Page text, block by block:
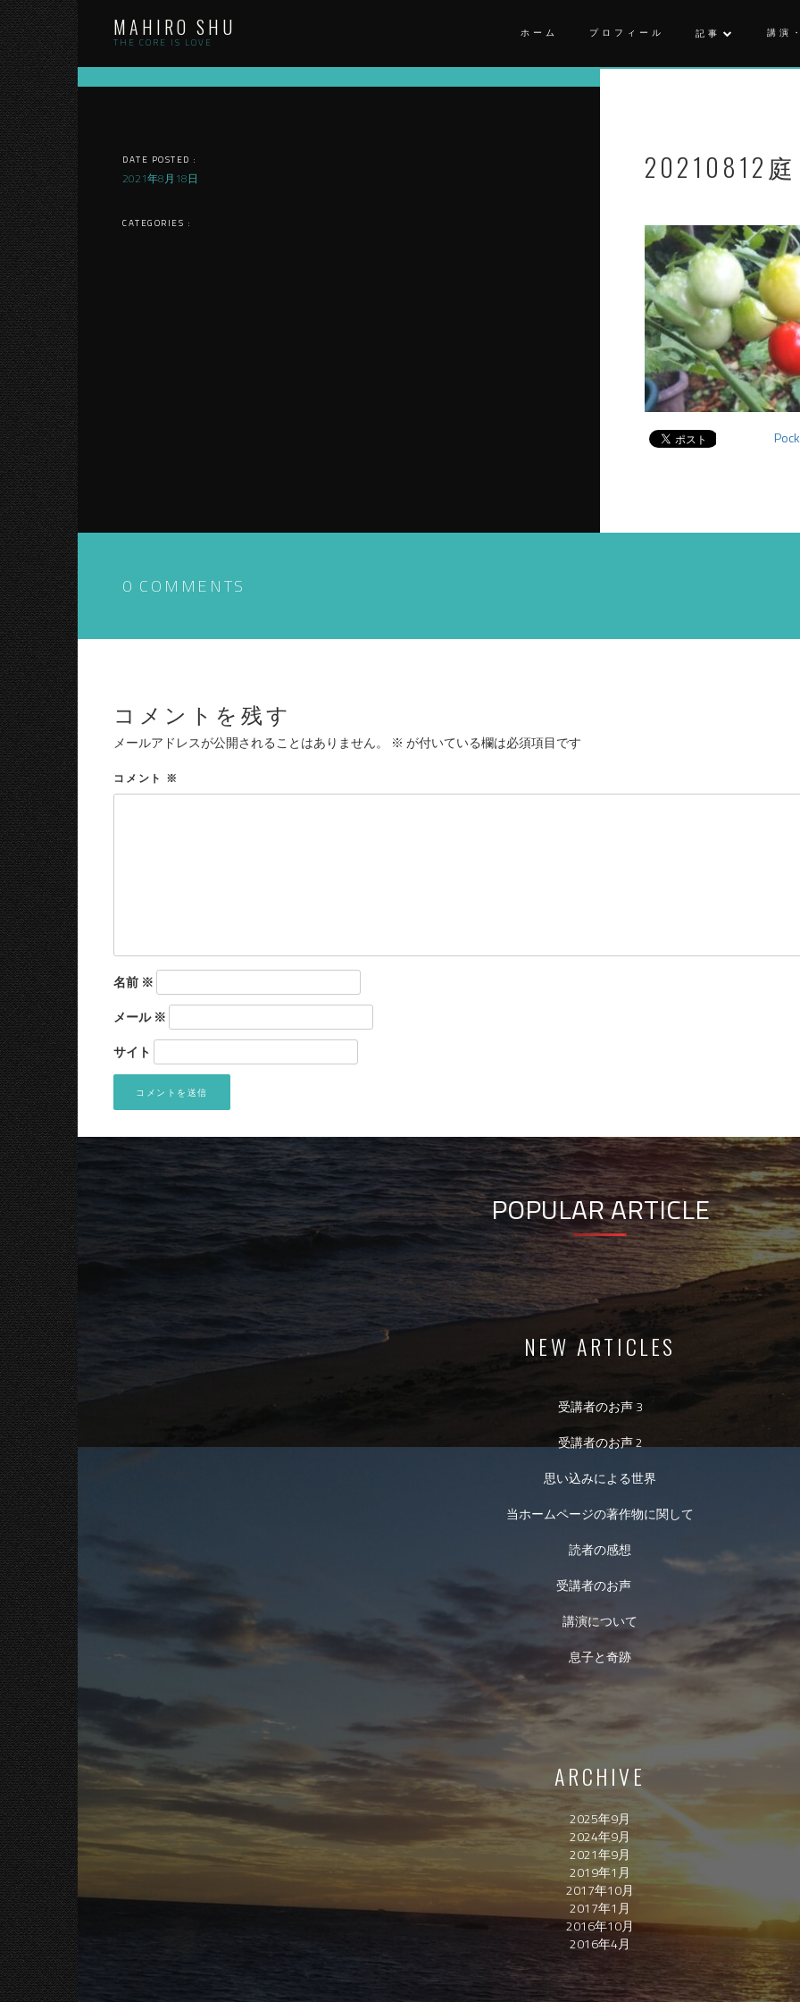
Skip
to
content
MAHIRO SHU
THE CORE IS LOVE
ホーム プロフィール 記事 講演
DATE POSTED :
2021年8月18日
CATEGORIES :
20210812
0 COMMENTS
コメントを残す
メールアドレスが公開されることはありません。 ※ が付いている欄は必須項目です
コメント ※
名前 ※
メール※
サイト
POPULAR ARTICLE
NEW ARTICLES
受講者のお声 3
受講者のお声 2
思い込みによる世界
当ホームページの著作物に関して
読者の感想
受講者のお声
講演について
息子と奇跡
ARCHIVE
2025年9月
2024年9月
2021年9月
2019年1月
2017年10月
2017年1月
2016年10月
2016年4月